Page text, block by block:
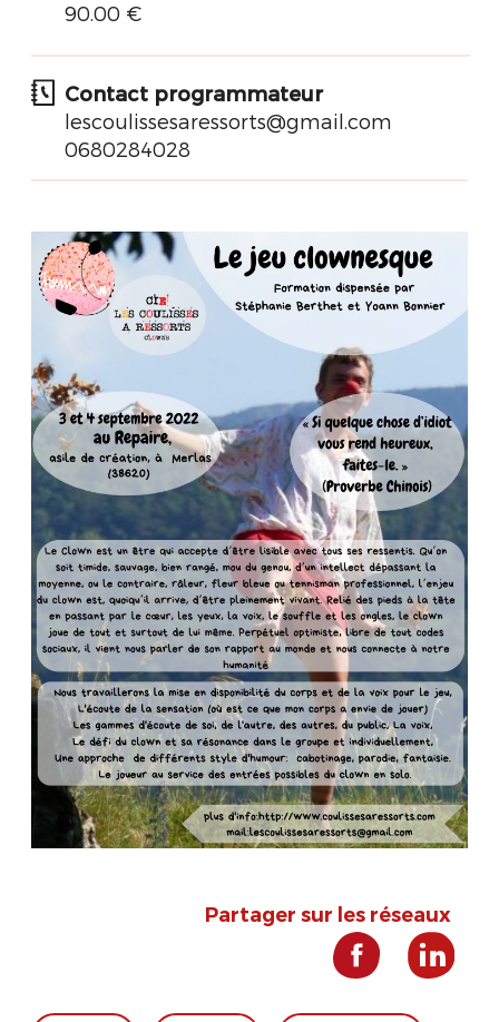
90.00 €
Contact programmateur
lescoulissesaressorts@gmail.com
0680284028
Partager sur les réseaux